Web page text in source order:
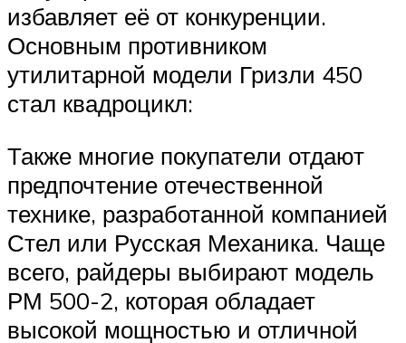
избавляет её от конкуренции.
Основным противником
утилитарной модели Гризли 450
стал квадроцикл:
Также многие покупатели отдают
предпочтение отечественной
технике, разработанной компанией
Стел или Русская Механика. Чаще
всего, райдеры выбирают модель
РМ 500-2, которая обладает
высокой мощностью и отличной